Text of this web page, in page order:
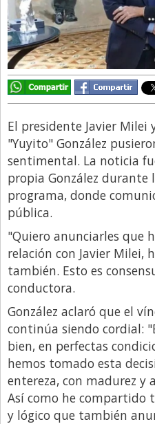
Directivos
Ecología y Ambiente
Economía
El Experto
El Precio Que Yo Ví
Entrevista
Entrevista Exclusiva
Finanzas
Gastronomia
Internacionales
La Opinión del Director
Legales
Libro de Quejas
Medios
Millonarios
Minuto Lanzamiento
El presidente Javier
"Yuyito" González
sentimental. La noticia
propia González durante
programa, donde
pública.
"Quiero anunciarles que
relación con Javier Milei,
también. Esto es
conductora.
González aclaró que el
continúa siendo cordial:
bien, en perfectas
hemos tomado esta
entereza, con madurez y
Así como he compartido
y lógico que también